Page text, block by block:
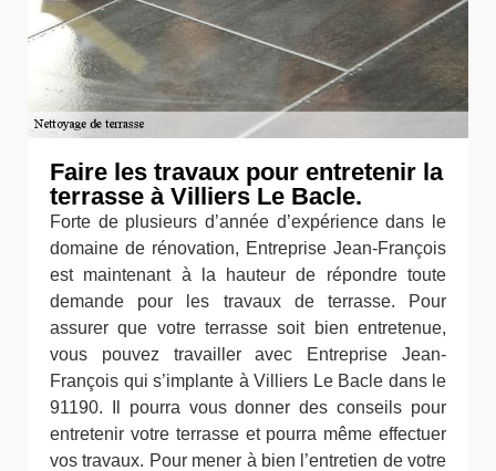
Faire les travaux pour entretenir la
terrasse à Villiers Le Bacle.
Forte de plusieurs d’année d’expérience dans le
domaine de rénovation, Entreprise Jean-François
est maintenant à la hauteur de répondre toute
demande pour les travaux de terrasse. Pour
assurer que votre terrasse soit bien entretenue,
vous pouvez travailler avec Entreprise Jean-
François qui s’implante à Villiers Le Bacle dans le
91190. Il pourra vous donner des conseils pour
entretenir votre terrasse et pourra même effectuer
vos travaux. Pour mener à bien l’entretien de votre